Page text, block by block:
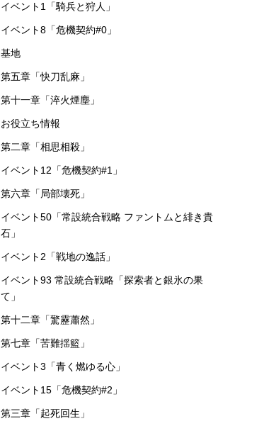
イベント1「騎兵と狩人」
イベント8「危機契約#0」
基地
第五章「快刀乱麻」
第十一章「淬火煙塵」
お役立ち情報
第二章「相思相殺」
イベント12「危機契約#1」
第六章「局部壊死」
イベント50「常設統合戦略 ファントムと緋き貴
石」
イベント2「戦地の逸話」
イベント93 常設統合戦略「探索者と銀氷の果
て」
第十二章「驚靂蕭然」
第七章「苦難揺籃」
イベント3「青く燃ゆる心」
イベント15「危機契約#2」
第三章「起死回生」